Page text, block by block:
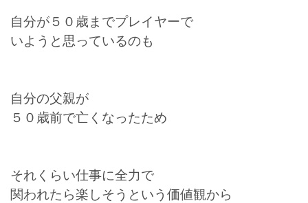
自分が５０歳までプレイヤーで
いようと思っているのも
自分の父親が
５０歳前で亡くなったため
それくらい仕事に全力で
関われたら楽しそうという価値観から